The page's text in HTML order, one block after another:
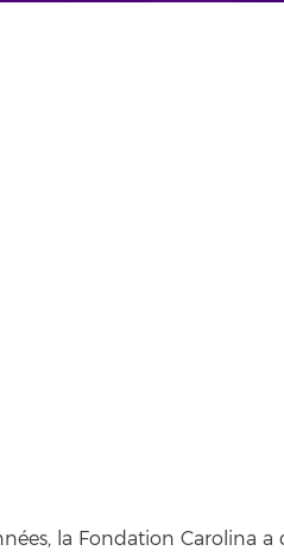
la Fondation Carolina a